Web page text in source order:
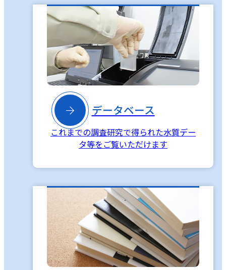
 データベース
これまでの調査研究で得られた水質デー
タ等をご覧いただけます